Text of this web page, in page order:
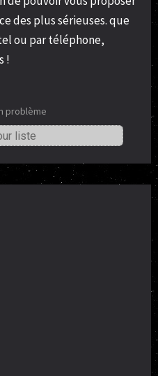
des plus sérieuses. que
ou par téléphone,
!
problème
liste